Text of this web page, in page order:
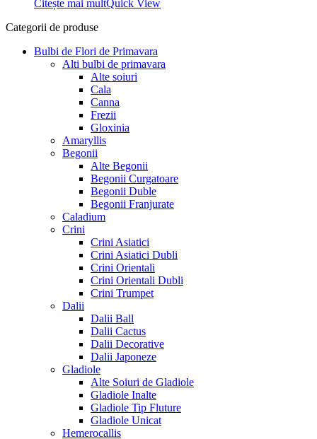
10,99 lei.
Citește mai multQuick View
Categorii de produse
Bulbi de Flori de Primavara
Alti bulbi de primavara
Alte soiuri
Cala
Canna
Frezii
Gloxinia
Amaryllis
Begonii
Alte Begonii
Begonii Curgatoare
Begonii Duble
Begonii Franjurate
Caladium
Crini
Crini Asiatici
Crini Asiatici Dubli
Crini Orientali
Crini Orientali Dubli
Crini Trumpet
Dalii
Dalii Ball
Dalii Cactus
Dalii Decorative
Dalii Japoneze
Gladiole
Alte Soiuri de Gladiole
Gladiole Inalte
Gladiole Tip Fluture
Gladiole Unicat
Hemerocallis